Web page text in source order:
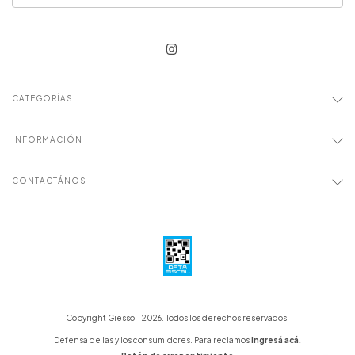
CATEGORÍAS
INFORMACIÓN
CONTACTÁNOS
Copyright Giesso - 2026. Todos los derechos reservados.
Defensa de las y los consumidores. Para reclamosingresá acá.